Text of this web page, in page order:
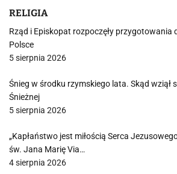
RELIGIA
Rząd i Episkopat rozpoczęły przygotowania
Polsce
5 sierpnia 2026
Śnieg w środku rzymskiego lata. Skąd wziął
Śnieżnej
5 sierpnia 2026
„Kapłaństwo jest miłością Serca
św. Jana Marię Via…
4 sierpnia 2026